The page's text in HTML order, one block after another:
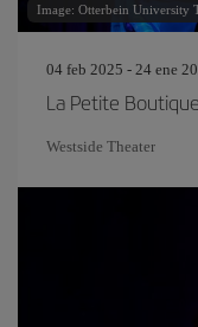
Image: Otterbein University
04 feb 2025 - 24 ene
La Petite
Westside Theater